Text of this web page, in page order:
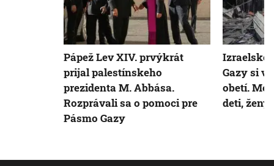
Pápež Lev XIV. prvýkrát
prijal palestínskeho
prezidenta M. Abbása.
Rozprávali sa o pomoci pre
Pásmo Gazy
Izraelské
Gazy si
obetí.
deti, ženy